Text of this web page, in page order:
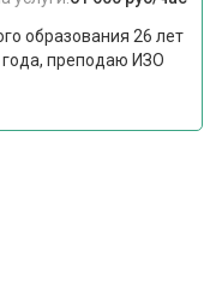
образования 26 лет
преподаю ИЗО